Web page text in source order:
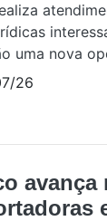
uma nova
26